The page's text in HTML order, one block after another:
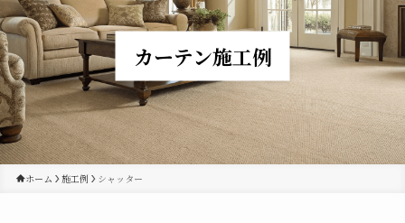
カーテン施工例
ホーム 施工例 シャッター